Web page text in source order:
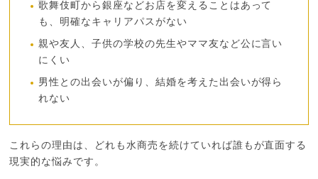
歌舞伎町から銀座などお店を変えることはあって
も、明確なキャリアパスがない
親や友人、子供の学校の先生やママ友など公に言い
にくい
男性との出会いが偏り、結婚を考えた出会いが得ら
れない
これらの理由は、どれも水商売を続けていれば誰もが直面する
現実的な悩みです。